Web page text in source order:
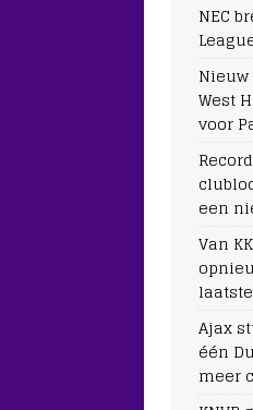
NEC
West
voor
een
Van
Ajax
één
meer